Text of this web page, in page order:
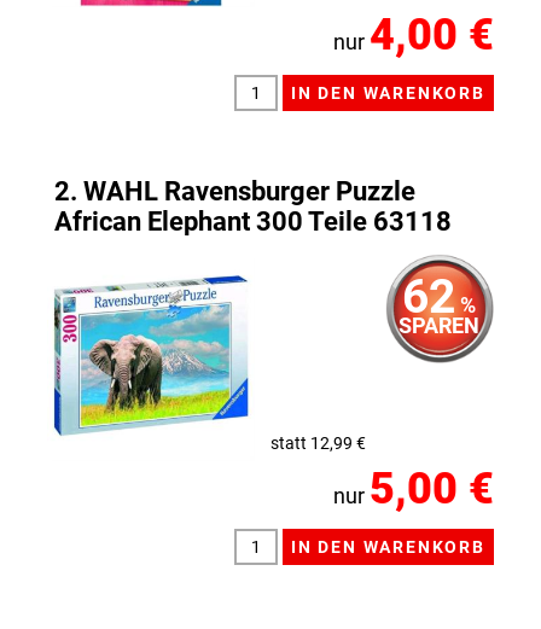
nur 4,00 €
2. WAHL Ravensburger Puzzle
African Elephant 300 Teile 63118
62 %
SPAREN
statt 12,99 €
nur 5,00 €